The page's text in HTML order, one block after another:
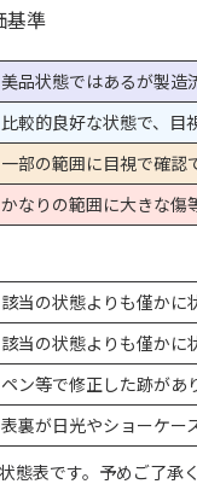
基準
美品状態ではあるが製造
比較的良好な状態で、目
一部の範囲に目視で確認
かなりの範囲に大きな傷
該当の状態よりも僅かに
該当の状態よりも僅かに
ペン等で修正した跡があ
表裏が日光やショーケー
態表です。予めご了承く